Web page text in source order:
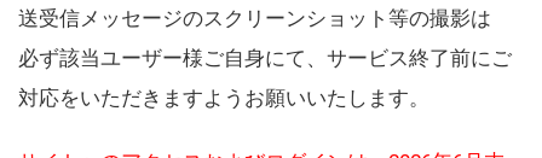
送受信メッセージのスクリーンショット等の撮影は
必ず該当ユーザー様ご自身にて、サービス終了前にご
対応をいただきますようお願いいたします。